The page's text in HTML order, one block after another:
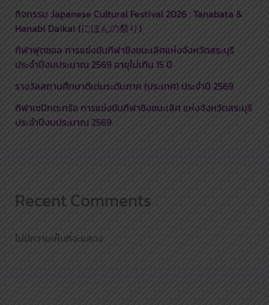
กิจกรรม Japanese Cultural Festival 2026 : Tanabata &
Hanabi Daikai (にほんの祭り)
กีฬาฟุตซอล การแข่งขันกีฬาชิงชนะเลิศแห่งจังหวัดสระบุรี
ประจำปีงบประมาณ 2569 อายุไม่เกิน 15 ปี
รางวัลสถานศึกษาดีเด่นระดับภาค (ประเทศ) ประจำปี 2569
กีฬาเซปักตะกร้อ การแข่งขันกีฬาชิงชนะเลิศ แห่งจังหวัดสระบุรี
ประจำปีงบประมาณ 2569
Recent Comments
ไม่มีความเห็นที่จะแสดง